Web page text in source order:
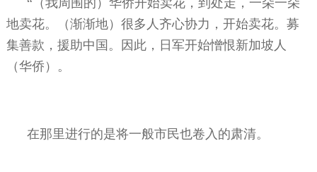
地卖花。（渐渐地）很多人齐心协力，开始卖花。募
集善款，援助中国。因此，日军开始憎恨新加坡人
（华侨）。
在那里进行的是将一般市民也卷入的肃清。